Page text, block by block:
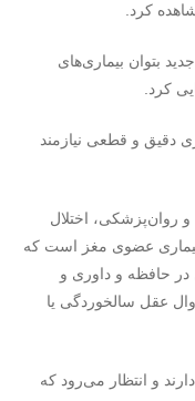
کرد.
بتوان بیماری‌های
کرد.
دقیق و قطعی نیازمند
روان‌پزشکی، اختلال
عضوی مغز است که
در حافظه و داوری و
عقل سالخوردگی یا
دارند و انتظار می‌رود که